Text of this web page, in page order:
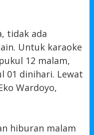
tidak ada
Untuk karaoke
12 malam,
01 dinihari. Lewat
Wardoyo,
hiburan malam